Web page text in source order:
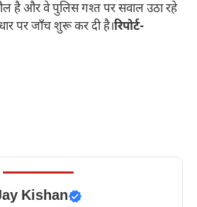
है और वे पुलिस गश्त पर सवाल उठा रहे
पर जाँच शुरू कर दी है।रिपोर्ट-
Kishan